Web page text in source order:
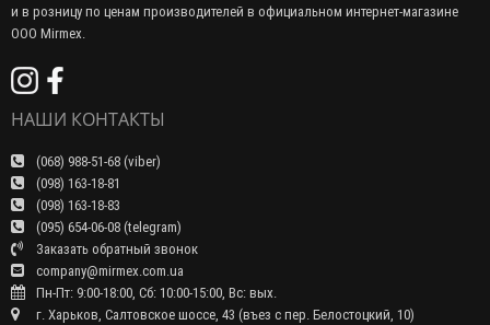
и в розницу по ценам производителей в официальном интернет-магазине
ООО Mirmex.
НАШИ КОНТАКТЫ
(068) 988-51-68 (viber)
(098) 163-18-81
(098) 163-18-83
(095) 654-06-08 (telegram)
Заказать обратный звонок
company@mirmex.com.ua
Пн-Пт: 9:00-18:00, Сб: 10:00-15:00, Вс: вых.
г. Харьков, Салтовское шоссе, 43 (въез с пер. Белостоцкий, 10)